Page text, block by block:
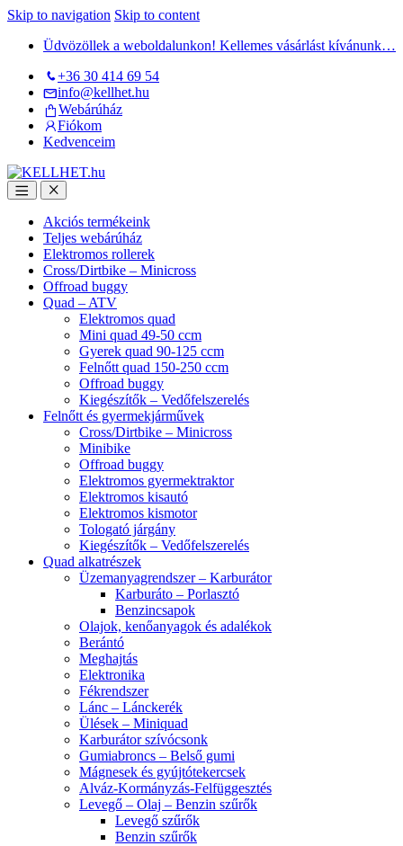
Skip to navigation Skip to content
Üdvözöllek a weboldalunkon! Kellemes vásárlást kívánunk…
+36 30 414 69 54
info@kellhet.hu
Webárúház
Fiókom
Kedvenceim
Akciós termékeink
Teljes webárúház
Elektromos rollerek
Cross/Dirtbike – Minicross
Offroad buggy
Quad – ATV
Elektromos quad
Mini quad 49-50 ccm
Gyerek quad 90-125 ccm
Felnőtt quad 150-250 ccm
Offroad buggy
Kiegészítők – Vedőfelszerelés
Felnőtt és gyermekjárművek
Cross/Dirtbike – Minicross
Minibike
Offroad buggy
Elektromos gyermektraktor
Elektromos kisautó
Elektromos kismotor
Tologató járgány
Kiegészítők – Vedőfelszerelés
Quad alkatrészek
Üzemanyagrendszer – Karburátor
Karburáto – Porlasztó
Benzincsapok
Olajok, kenőanyagok és adalékok
Berántó
Meghajtás
Elektronika
Fékrendszer
Lánc – Lánckerék
Ülések – Miniquad
Karburátor szívócsonk
Gumiabroncs – Belső gumi
Mágnesek és gyújtótekercsek
Alváz-Kormányzás-Felfüggesztés
Levegő – Olaj – Benzin szűrők
Levegő szűrők
Benzin szűrők